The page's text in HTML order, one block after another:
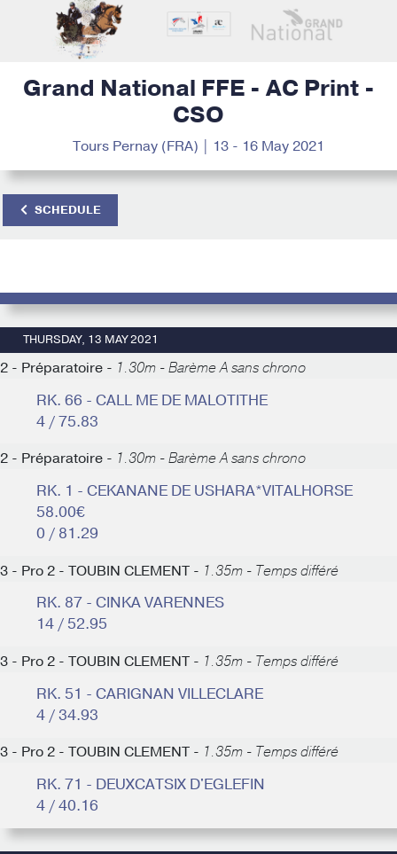
Grand National FFE - AC Print -
CSO
Tours Pernay (FRA) | 13 - 16 May 2021
SCHEDULE
THURSDAY, 13 MAY 2021
2 - Préparatoire - 1.30m - Barème A sans chrono
RK. 66 - CALL ME DE MALOTITHE
4 / 75.83
2 - Préparatoire - 1.30m - Barème A sans chrono
RK. 1 - CEKANANE DE USHARA*VITALHORSE
58.00€
0 / 81.29
3 - Pro 2 - TOUBIN CLEMENT - 1.35m - Temps différé
RK. 87 - CINKA VARENNES
14 / 52.95
3 - Pro 2 - TOUBIN CLEMENT - 1.35m - Temps différé
RK. 51 - CARIGNAN VILLECLARE
4 / 34.93
3 - Pro 2 - TOUBIN CLEMENT - 1.35m - Temps différé
RK. 71 - DEUXCATSIX D'EGLEFIN
4 / 40.16